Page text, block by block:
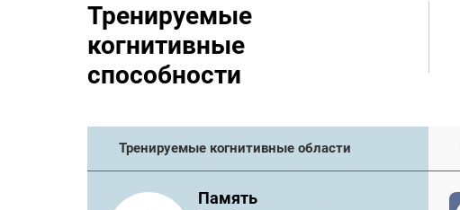
Тренируемые
когнитивные
способности
Тренируемые когнитивные области
Память